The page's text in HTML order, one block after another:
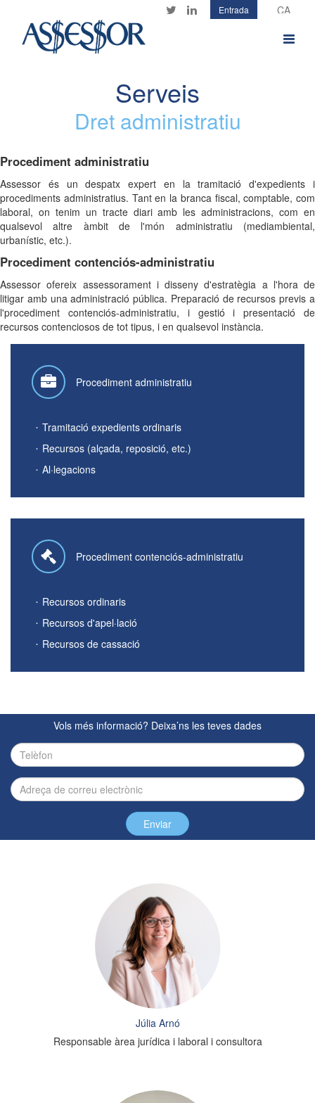
contingut
TwitterLinkedInEntrada
Toggle
Serveis
Dret administratiu
Procediment administratiu
Assessor és un despatx expert en la tramitació d'expedients i
procediments administratius. Tant en la branca fiscal, comptable, com
laboral, on tenim un tracte diari amb les administracions, com en
qualsevol altre àmbit de l'món administratiu (mediambiental,
urbanístic, etc.).
Procediment contenciós-administratiu
Assessor ofereix assessorament i disseny d'estratègia a l'hora de
litigar amb una administració pública. Preparació de recursos previs a
l'procediment contenciós-administratiu, i gestió i presentació de
recursos contenciosos de tot tipus, i en qualsevol instància.
Procediment administratiu
Tramitació expedients ordinaris
Recursos (alçada, reposició, etc.)
Al·legacions
Procediment contenciós-administratiu
Recursos ordinaris
Recursos d'apel·lació
Recursos de cassació
Vols més informació? Deixa’ns les teves dades
Enviar
Júlia Arnó
Responsable àrea jurídica i laboral i consultora